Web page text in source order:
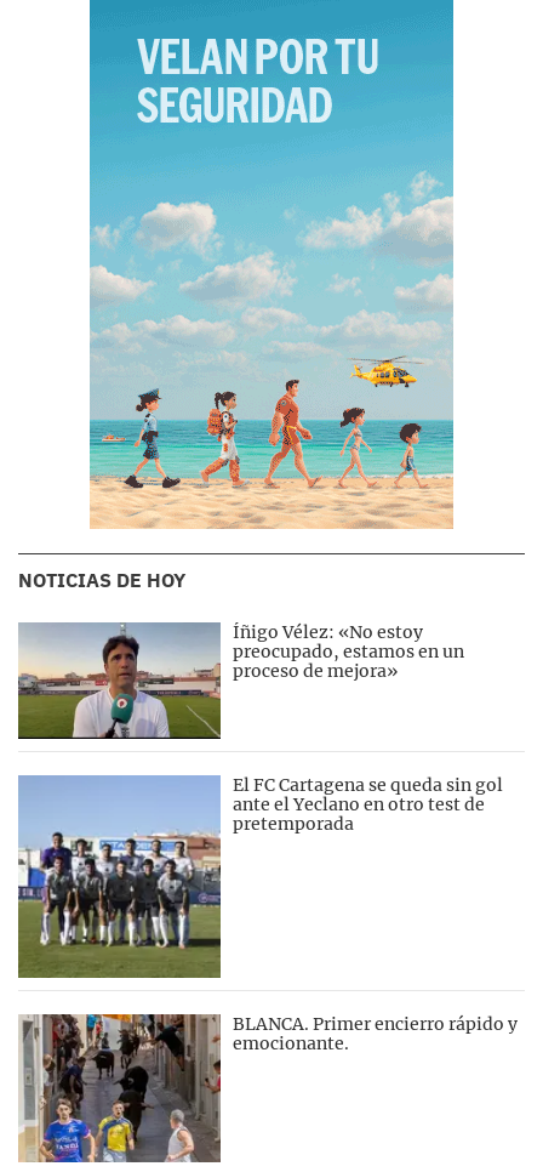
NOTICIAS DE HOY
Íñigo Vélez: «No estoy
preocupado, estamos en un
proceso de mejora»
El FC Cartagena se queda sin gol
ante el Yeclano en otro test de
pretemporada
BLANCA. Primer encierro rápido y
emocionante.